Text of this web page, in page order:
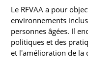
Le RFVAA a pour
environnements
personnes âgées. Il
politiques et des
et l'amélioration de la